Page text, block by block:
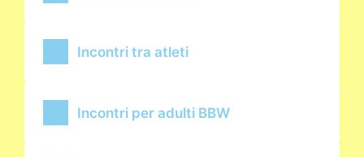
Incontri tra atleti
Incontri per adulti BBW